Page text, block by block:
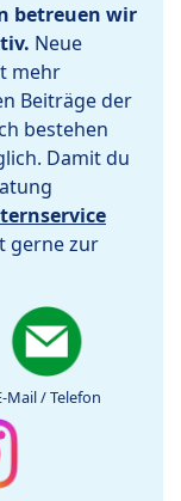
betreuen wir
Neue
mehr
Beiträge der
bestehen
Damit du
gerne zur
Mail / Telefon